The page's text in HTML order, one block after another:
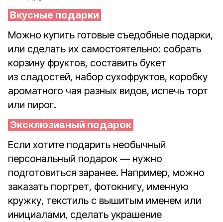
Вкусные подарки
Можно купить готовые съедобные подарки,
или сделать их самостоятельно: собрать
корзину фруктов, составить букет
из сладостей, набор сухофруктов, коробку
ароматного чая разных видов, испечь торт
или пирог.
Эксклюзивный подарок
Если хотите подарить необычный
персональный подарок — нужно
подготовиться заранее. Например, можно
заказать портрет, фотокнигу, именную
кружку, текстиль с вышитым именем или
инициалами, сделать украшение